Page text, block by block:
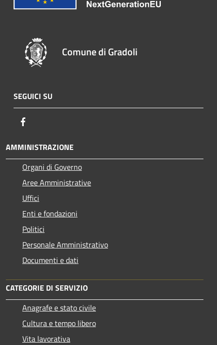
Comune di Gradoli
SEGUICI SU
AMMINISTRAZIONE
Organi di Governo
Aree Amministrative
Uffici
Enti e fondazioni
Politici
Personale Amministrativo
Documenti e dati
CATEGORIE DI SERVIZIO
Anagrafe e stato civile
Cultura e tempo libero
Vita lavorativa